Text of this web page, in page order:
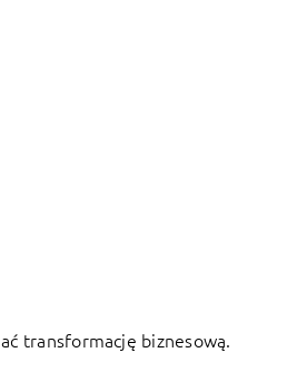
transformację biznesową.